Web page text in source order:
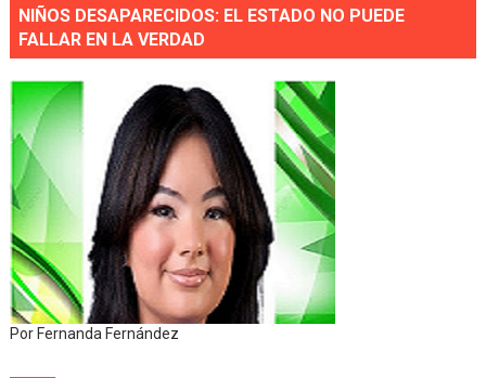
NIÑOS DESAPARECIDOS: EL ESTADO NO PUEDE
FALLAR EN LA VERDAD
Por Fernanda Fernández